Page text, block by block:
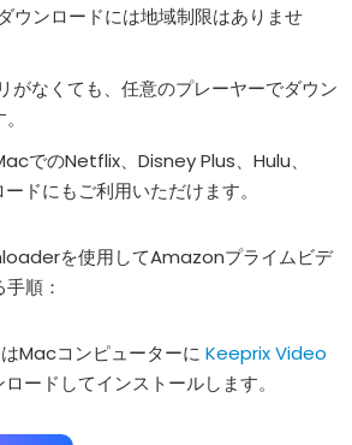
ウンロードには地域制限はありませ
なくても、任意のプレーヤーでダウン
でのNetflix、Disney Plus、Hulu、
ドにもご利用いただけます。
を使用してAmazonプライムビデ
順：
Macコンピューターに Keeprix Video
ードしてインストールします。